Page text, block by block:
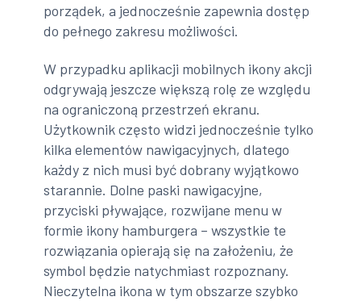
porządek, a jednocześnie zapewnia dostęp
do pełnego zakresu możliwości.
W przypadku aplikacji mobilnych ikony akcji
odgrywają jeszcze większą rolę ze względu
na ograniczoną przestrzeń ekranu.
Użytkownik często widzi jednocześnie tylko
kilka elementów nawigacyjnych, dlatego
każdy z nich musi być dobrany wyjątkowo
starannie. Dolne paski nawigacyjne,
przyciski pływające, rozwijane menu w
formie ikony hamburgera – wszystkie te
rozwiązania opierają się na założeniu, że
symbol będzie natychmiast rozpoznany.
Nieczytelna ikona w tym obszarze szybko